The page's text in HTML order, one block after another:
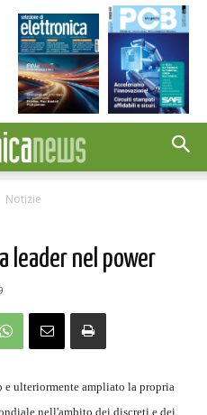
Notizie
leader nel power
e ulteriormente ampliato la propria
nell'ambito dei discreti e dei